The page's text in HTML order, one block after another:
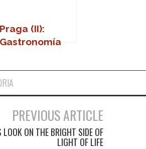
Praga (II):
Gastronomía
PREVIOUS ARTICLE
LOOK ON THE BRIGHT SIDE OF
LIGHT OF LIFE